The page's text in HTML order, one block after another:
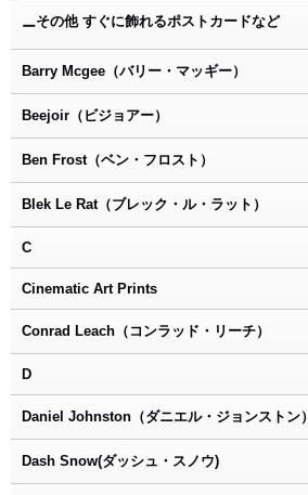
ーその他 すぐに飾れるポストカードなど
Barry Mcgee（バリー・マッギー）
Beejoir（ビジョアー）
Ben Frost（ベン・フロスト）
Blek Le Rat（ブレック・ル・ラット）
C
Cinematic Art Prints
Conrad Leach（コンラッド・リーチ）
D
Daniel Johnston（ダニエル・ジョンストン）
Dash Snow(ダッシュ・スノウ)